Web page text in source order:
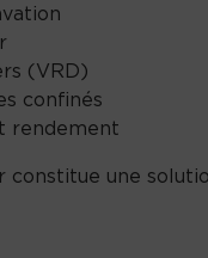
(VRD)
confinés
rendement
constitue une